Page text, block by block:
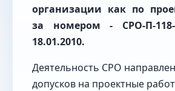
организации как по
за номером - СРО-П-118-
18.01.2010.
Деятельность СРО
допусков на проектные